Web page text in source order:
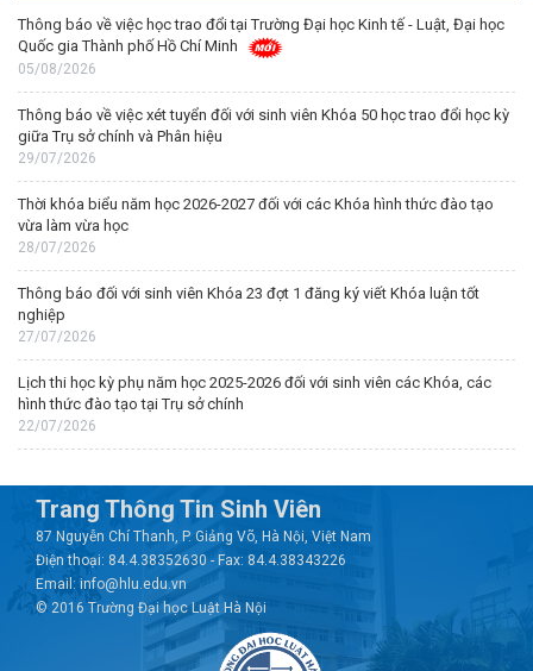
Thông báo về việc học trao đổi tại Trường Đại học Kinh tế - Luật, Đại học
Quốc gia Thành phố Hồ Chí Minh
05/08/2026
Thông báo về việc xét tuyển đối với sinh viên Khóa 50 học trao đổi học kỳ
giữa Trụ sở chính và Phân hiệu
29/07/2026
Thời khóa biểu năm học 2026-2027 đối với các Khóa hình thức đào tạo
vừa làm vừa học
28/07/2026
Thông báo đối với sinh viên Khóa 23 đợt 1 đăng ký viết Khóa luận tốt
nghiệp
27/07/2026
Lịch thi học kỳ phụ năm học 2025-2026 đối với sinh viên các Khóa, các
hình thức đào tạo tại Trụ sở chính
22/07/2026
Trang Thông Tin Sinh Viên
87 Nguyễn Chí Thanh, P. Giảng Võ, Hà Nội, Việt Nam
Điện thoại: 84.4.38352630 - Fax: 84.4.38343226
Email: info@hlu.edu.vn
© 2016 Trường Đại học Luật Hà Nội